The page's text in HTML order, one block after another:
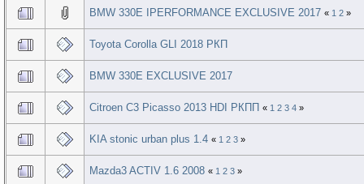
BMW 330E IPERFORMANCE EXCLUSIVE 2017 « 1 2 »
Toyota Corolla GLI 2018 РКП
BMW 330E EXCLUSIVE 2017
Citroen C3 Picasso 2013 HDI РКПП « 1 2 3 4 »
KIA stonic urban plus 1.4 « 1 2 3 »
Mazda3 ACTIV 1.6 2008 « 1 2 3 »